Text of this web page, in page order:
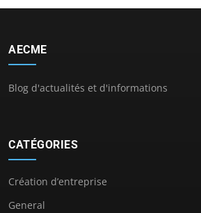
AECME
Blog d'actualités et d'informations
CATÉGORIES
Création d’entreprise
General